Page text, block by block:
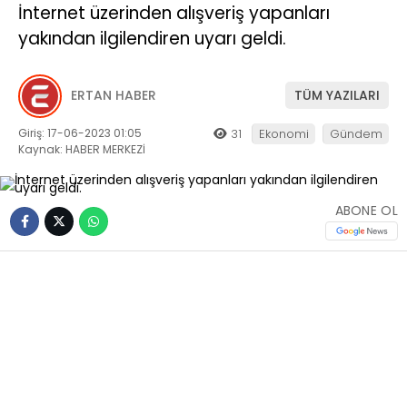
İnternet üzerinden alışveriş yapanları
yakından ilgilendiren uyarı geldi.
ERTAN HABER TÜM YAZILARI
Giriş: 17-06-2023 01:05
Kaynak: HABER MERKEZİ
31 Ekonomi Gündem
ABONE OL